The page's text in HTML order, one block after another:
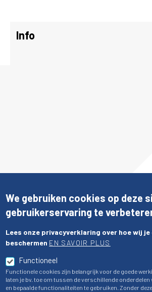
Info
We gebruiken cookies op deze
gebruikerservaring te
Lees onze privacyverklaring over hoe wij je
beschermen EN SAVOIR PLUS
Functioneel
Functionele cookies zijn belangrijk voor de goede
laten je bv. toe om tussen de verschillende onderdelen
en bepaalde functionaliteiten te gebruiken. Zonder